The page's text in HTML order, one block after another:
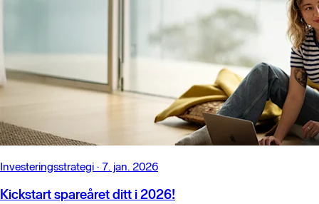
Investeringsstrategi · 7. jan. 2026
Kickstart spareåret ditt i 2026!